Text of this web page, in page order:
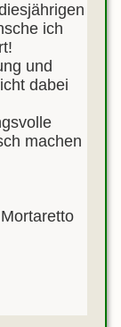
ich
und
dabei
machen